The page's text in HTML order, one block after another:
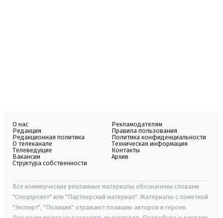
О нас
Редакция
Редакционная политика
О телеканале
Телеведущие
Вакансии
Структура собственности
Рекламодателям
Правила пользования
Политика конфиденциальности
Техническая информация
Контакты
Архив
Все коммерческие рекламные материалы обозначены словами
"Спецпроект" или "Партнерский материал". Материалы с пометкой
"Эксперт", "Позиция" отражают позицию авторов и героев.